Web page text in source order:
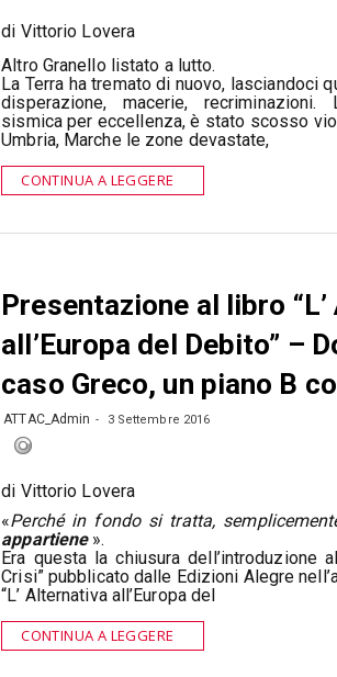
di Vittorio Lovera
Altro Granello listato a lutto.
La Terra ha tremato di nuovo, lasciandoci
disperazione, macerie, recriminazioni.
sismica per eccellenza, è stato scosso
Umbria, Marche le zone devastate,
CONTINUA A LEGGERE
Presentazione al libro
all’Europa del Debito” –
caso Greco, un piano B
ATTAC_Admin 3 Settembre 2016
di Vittorio Lovera
«Perché in fondo si tratta,
appartiene».
Era questa la chiusura dell’introduzione
Crisi” pubblicato dalle Edizioni Alegre
“L’ Alternativa all’Europa del
CONTINUA A LEGGERE